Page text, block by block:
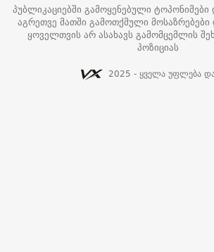
პუბლიკაციებში გამოყენებული
აგრეთვე მათში გამოთქმული
ყოველთვის არ ასახავს გამომცემლის
პოზიციას
2025 - ყველა უფლება